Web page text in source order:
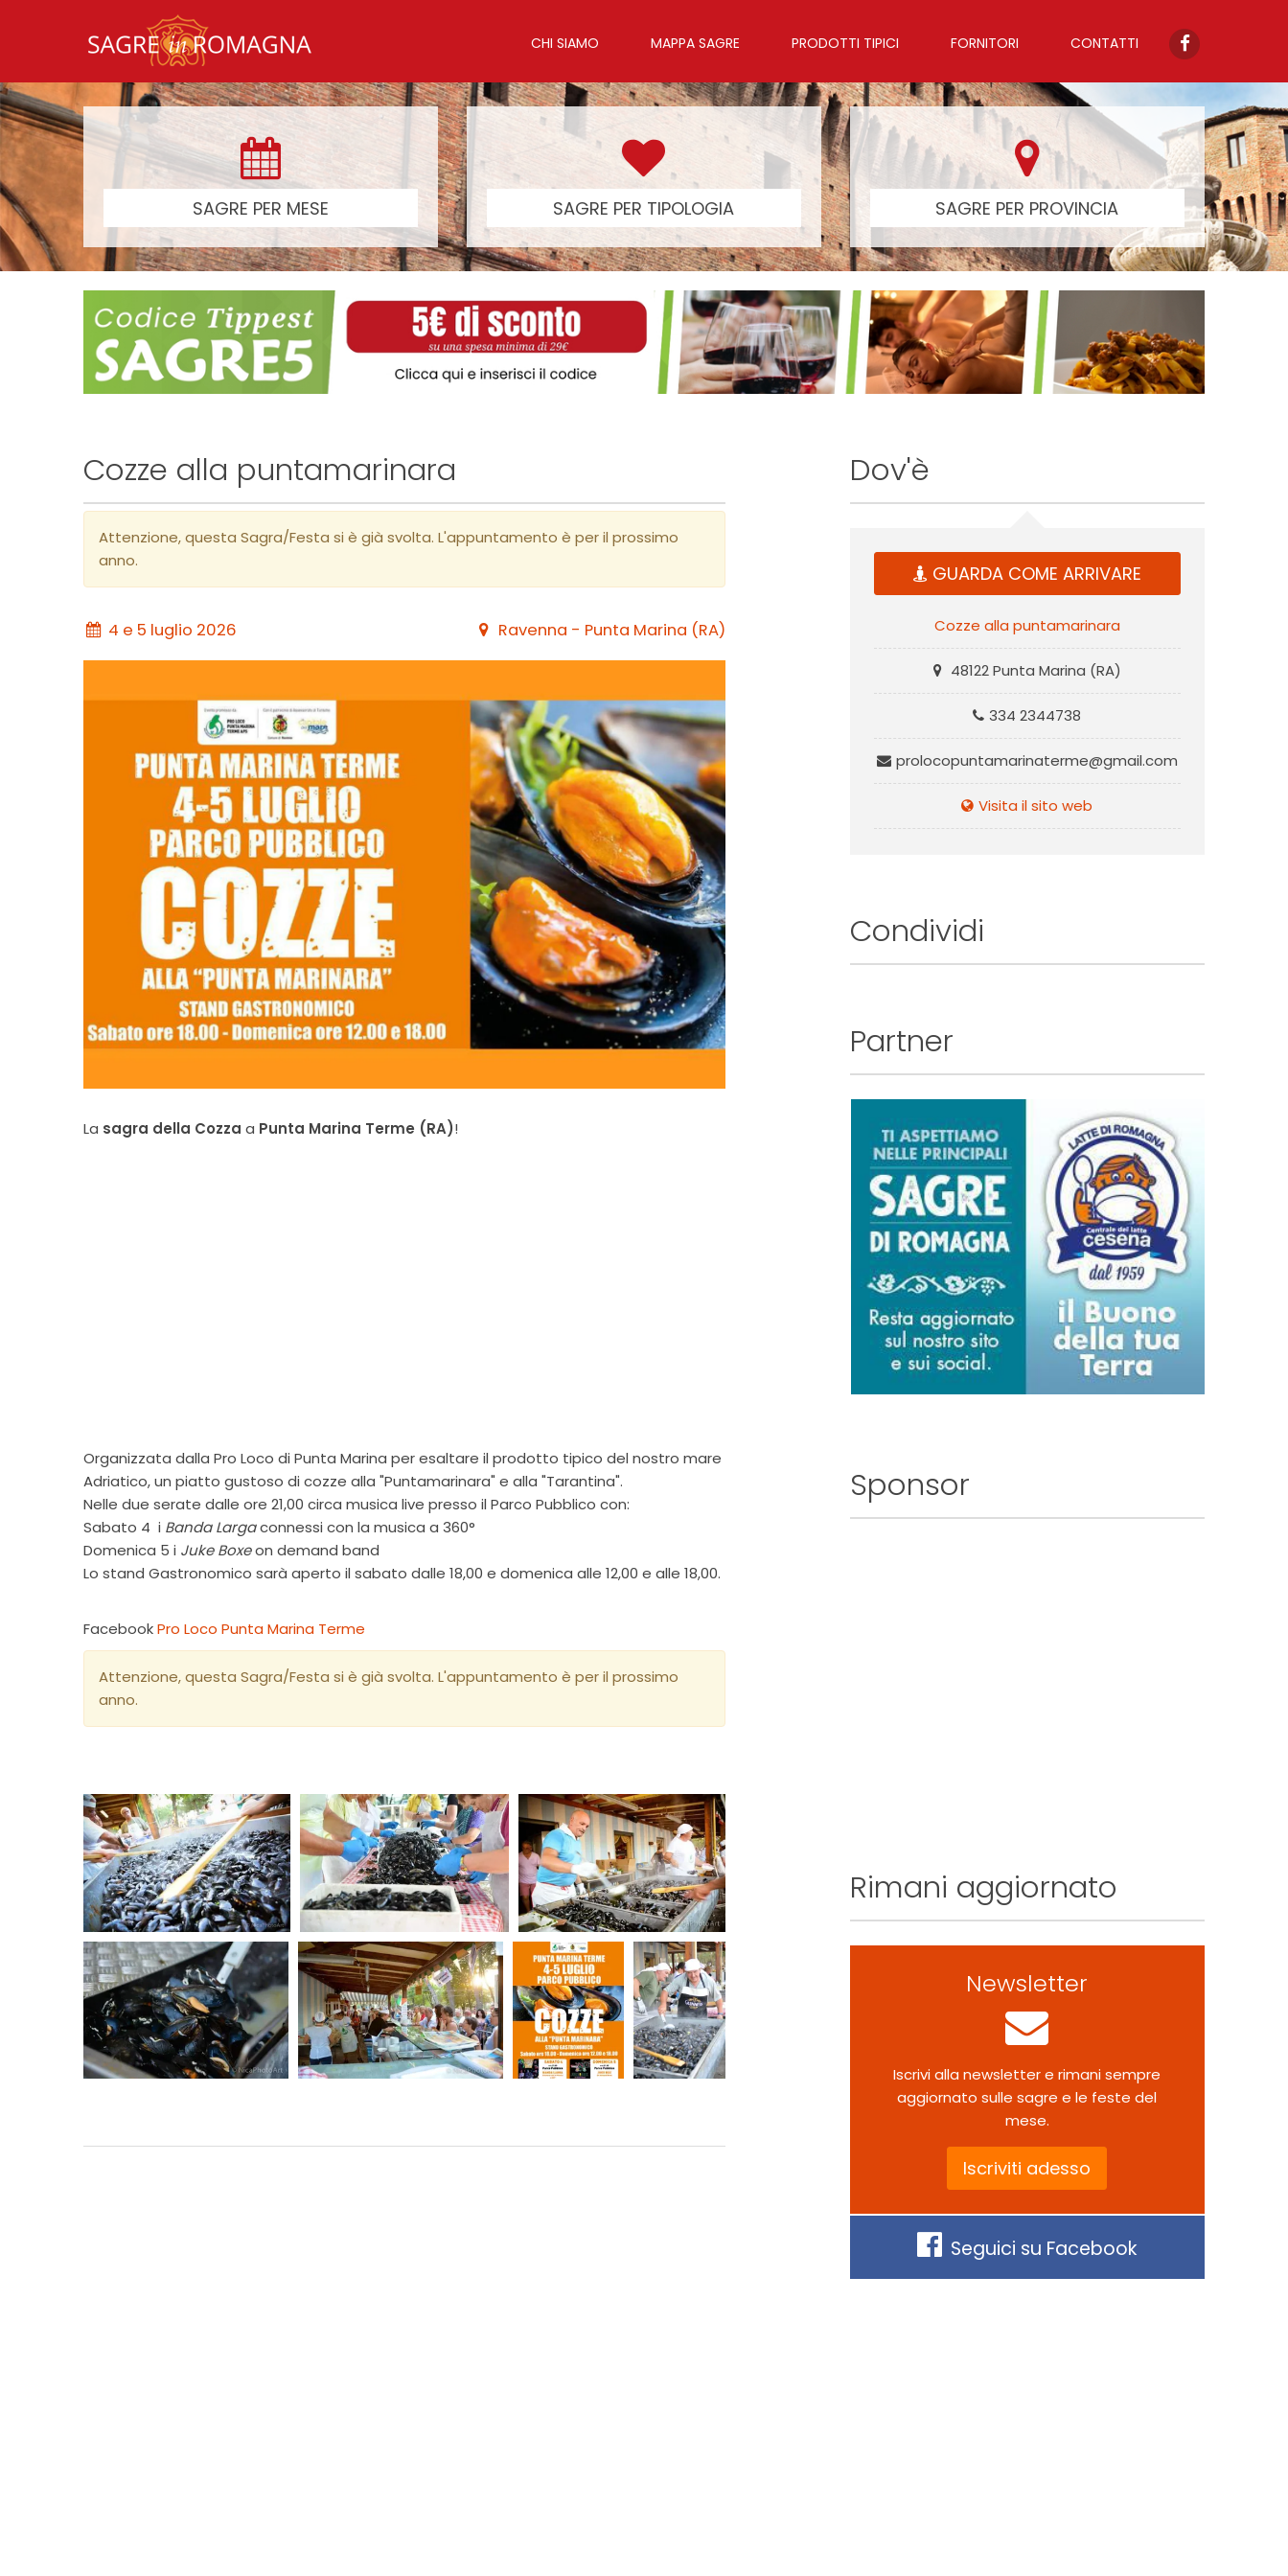
CHI SIAMO MAPPA SAGRE PRODOTTI TIPICI FORNITORI CONTATTI
SAGRE PER MESE SAGRE PER TIPOLOGIA SAGRE PER PROVINCIA
Cozze alla puntamarinara
Attenzione, questa Sagra/Festa si è già svolta. L'appuntamento è per il prossimo
anno.
4 e 5 luglio 2026 Ravenna - Punta Marina (RA)
La sagra della Cozza a Punta Marina Terme (RA)!
Organizzata dalla Pro Loco di Punta Marina per esaltare il prodotto tipico del nostro mare
Adriatico, un piatto gustoso di cozze alla "Puntamarinara" e alla "Tarantina".
Nelle due serate dalle ore 21,00 circa musica live presso il Parco Pubblico con:
Sabato 4 i Banda Largaconnessi con la musica a 360°
Domenica 5 i Juke Boxeon demand band
Lo stand Gastronomico sarà aperto il sabato dalle 18,00 e domenica alle 12,00 e alle 18,00.
FacebookPro Loco Punta Marina Terme
Attenzione, questa Sagra/Festa si è già svolta. L'appuntamento è per il prossimo
anno.
Dov'è
GUARDA COME ARRIVARE
Cozze alla puntamarinara
48122 Punta Marina (RA)
334 2344738
prolocopuntamarinaterme@gmail.com
Visita il sito web
Condividi
Partner
Sponsor
Rimani aggiornato
Newsletter
Iscrivi alla newsletter e rimani sempre
aggiornato sulle sagre e le feste del
mese.
Iscriviti adesso
Seguici su Facebook